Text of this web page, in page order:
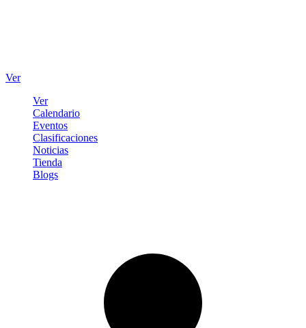
Ver
Ver
Calendario
Eventos
Clasificaciones
Noticias
Tienda
Blogs